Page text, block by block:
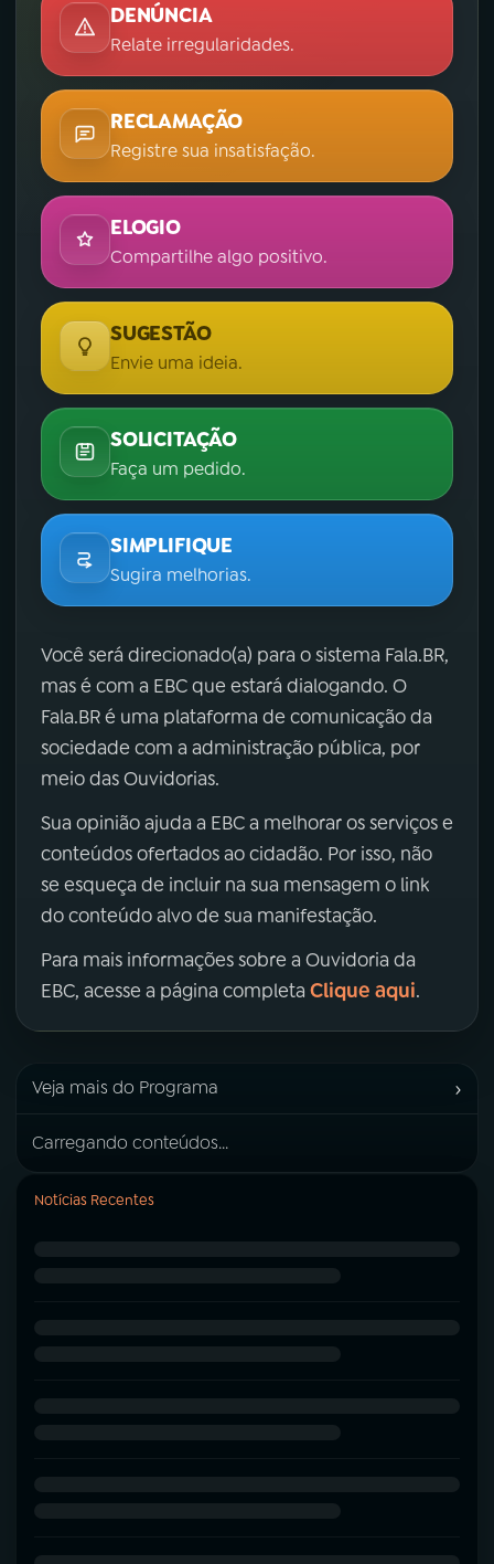
DENÚNCIA
Relate irregularidades.
RECLAMAÇÃO
Registre sua insatisfação.
ELOGIO
Compartilhe algo positivo.
SUGESTÃO
Envie uma ideia.
SOLICITAÇÃO
Faça um pedido.
SIMPLIFIQUE
Sugira melhorias.
Você será direcionado(a) para o sistema Fala.BR,
mas é com a EBC que estará dialogando. O
Fala.BR é uma plataforma de comunicação da
sociedade com a administração pública, por
meio das Ouvidorias.
Sua opinião ajuda a EBC a melhorar os serviços e
conteúdos ofertados ao cidadão. Por isso, não
se esqueça de incluir na sua mensagem o link
do conteúdo alvo de sua manifestação.
Para mais informações sobre a Ouvidoria da
EBC, acesse a página completa Clique aqui.
Veja mais do Programa ›
Carregando conteúdos...
Notícias Recentes